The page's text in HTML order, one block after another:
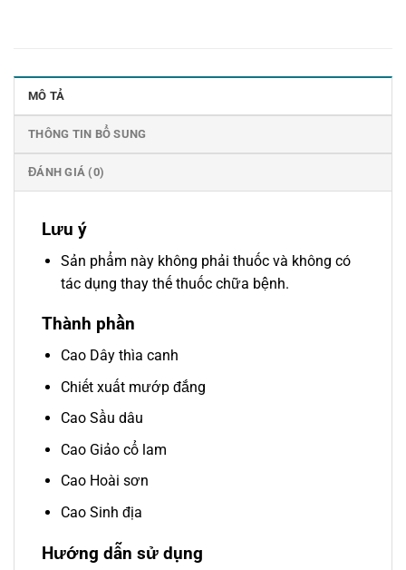
MÔ TẢ
THÔNG TIN BỔ SUNG
ĐÁNH GIÁ (0)
Lưu ý
Sản phẩm này không phải thuốc và không có
tác dụng thay thế thuốc chữa bệnh.
Thành phần
Cao Dây thìa canh
Chiết xuất mướp đắng
Cao Sầu dâu
Cao Giảo cổ lam
Cao Hoài sơn
Cao Sinh địa
Hướng dẫn sử dụng